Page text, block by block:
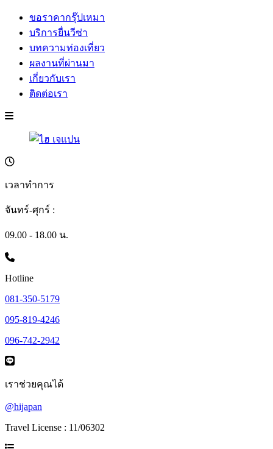
ขอราคากรุ๊ปเหมา
บริการยื่นวีซ่า
บทความท่องเที่ยว
ผลงานที่ผ่านมา
เกี่ยวกับเรา
ติดต่อเรา
เวลาทำการ
จันทร์-ศุกร์ :
09.00 - 18.00 น.
Hotline
081-350-5179
095-819-4246
096-742-2942
เราช่วยคุณได้
@hijapan
Travel License : 11/06302